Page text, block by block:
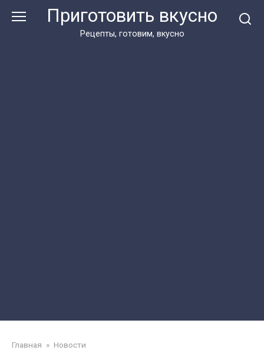
Приготовить вкусно
Рецепты, готовим, вкусно
Главная » Новости